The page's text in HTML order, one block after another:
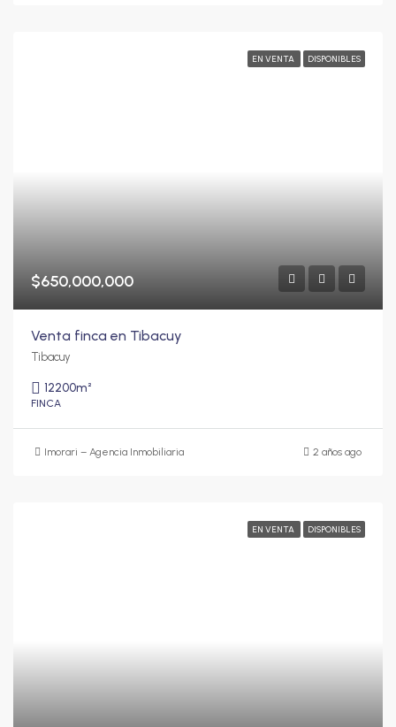
EN VENTA DISPONIBLES
$650,000,000
Venta finca en Tibacuy
Tibacuy
12200m²
FINCA
Imorari – Agencia Inmobiliaria 2 años ago
EN VENTA DISPONIBLES